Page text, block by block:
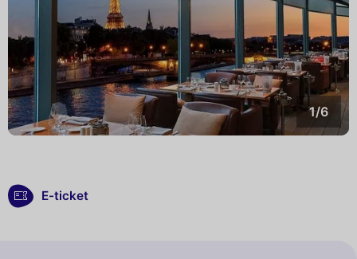
1/6
E-ticket